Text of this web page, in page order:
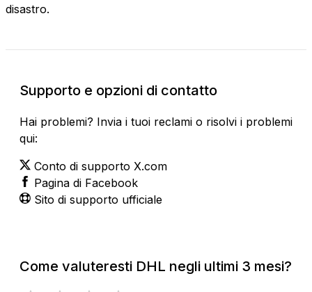
disastro.
Supporto e opzioni di contatto
Hai problemi? Invia i tuoi reclami o risolvi i problemi
qui:
Conto di supporto X.com
Pagina di Facebook
Sito di supporto ufficiale
Come valuteresti DHL negli ultimi 3 mesi?